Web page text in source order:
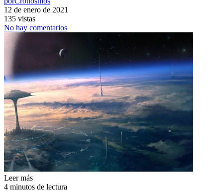
12 de enero de 2021
135 vistas
No hay comentarios
Leer más
4 minutos de lectura